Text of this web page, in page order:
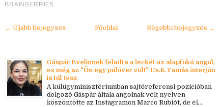
BRAINBERRIES
← Újabb bejegyzés Régebbi bejegyzés →
Főoldal
Gáspár Evelinnek feladta a leckét az alapfokú angol,
ez még az "Ön egy pulóver volt" Cs.K.Tamás interjún
is túl tesz
A külügyminisztériumban sajtóreferensi pozícióban
dolgozó Gáspár általa angolnak vélt nyelven
köszöntötte az Instagramon Marco Rubiót, de el...